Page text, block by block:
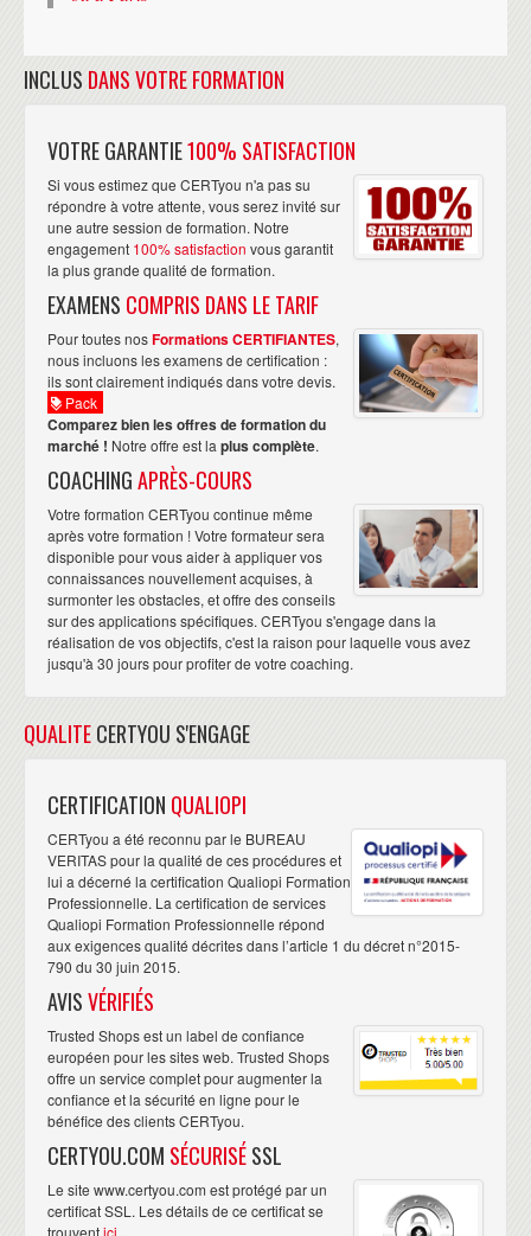
INCLUS DANS VOTRE FORMATION
VOTRE GARANTIE100% SATISFACTION
Si vous estimez que CERTyou n'a pas su
répondre à votre attente, vous serez invité sur
une autre session de formation. Notre
engagement 100% satisfaction vous garantit
la plus grande qualité de formation.
EXAMENS COMPRIS DANS LE TARIF
Pour toutes nosFormations CERTIFIANTES,
nous incluons les examens de certification :
ils sont clairement indiqués dans votre devis.
Pack
Comparez bien les offres de formation du
marché ! Notre offre est la plus complète.
COACHINGAPRÈS-COURS
Votre formation CERTyou continue même
après votre formation ! Votre formateur sera
disponible pour vous aider à appliquer vos
connaissances nouvellement acquises, à
surmonter les obstacles, et offre des conseils
sur des applications spécifiques. CERTyou s'engage dans la
réalisation de vos objectifs, c'est la raison pour laquelle vous avez
jusqu'à 30 jours pour profiter de votre coaching.
QUALITECERTYOU S'ENGAGE
CERTIFICATION QUALIOPI
CERTyou a été reconnu par le BUREAU
VERITAS pour la qualité de ces procédures et
lui a décerné la certification Qualiopi Formation
Professionnelle. La certification de services
Qualiopi Formation Professionnelle répond
aux exigences qualité décrites dans l’article 1 du décret n°2015-
790 du 30 juin 2015.
AVISVÉRIFIÉS
Trusted Shops est un label de confiance
européen pour les sites web. Trusted Shops
offre un service complet pour augmenter la
confiance et la sécurité en ligne pour le
bénéfice des clients CERTyou.
CERTYOU.COM SÉCURISÉSSL
Le site www.certyou.com est protégé par un
certificat SSL. Les détails de ce certificat se
trouventici.